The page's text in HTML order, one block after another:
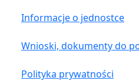
Informacje o jednostce
Wnioski, dokumenty do
Polityka prywatności